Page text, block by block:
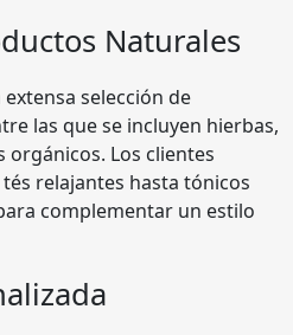
Naturales
selección de
las que se incluyen hierbas,
Los clientes
relajantes hasta tónicos
complementar un estilo